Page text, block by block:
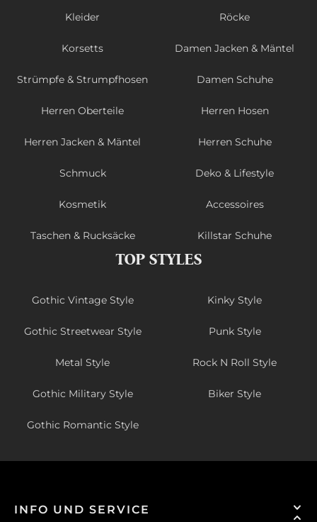
Kleider Röcke
Korsetts Damen Jacken & Mäntel
Strümpfe & Strumpfhosen Damen Schuhe
Herren Oberteile Herren Hosen
Herren Jacken & Mäntel Herren Schuhe
Schmuck Deko & Lifestyle
Kosmetik Accessoires
Taschen & Rucksäcke Killstar Schuhe
TOP STYLES
Gothic Vintage Style Kinky Style
Gothic Streetwear Style Punk Style
Metal Style Rock N Roll Style
Gothic Military Style Biker Style
Gothic Romantic Style
INFO UND SERVICE